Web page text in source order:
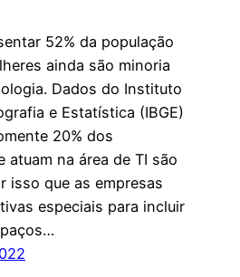
52% da população
ainda são minoria
Dados do Instituto
e Estatística (IBGE)
20% dos
atuam na área de TI são
isso que as empresas
especiais para incluir